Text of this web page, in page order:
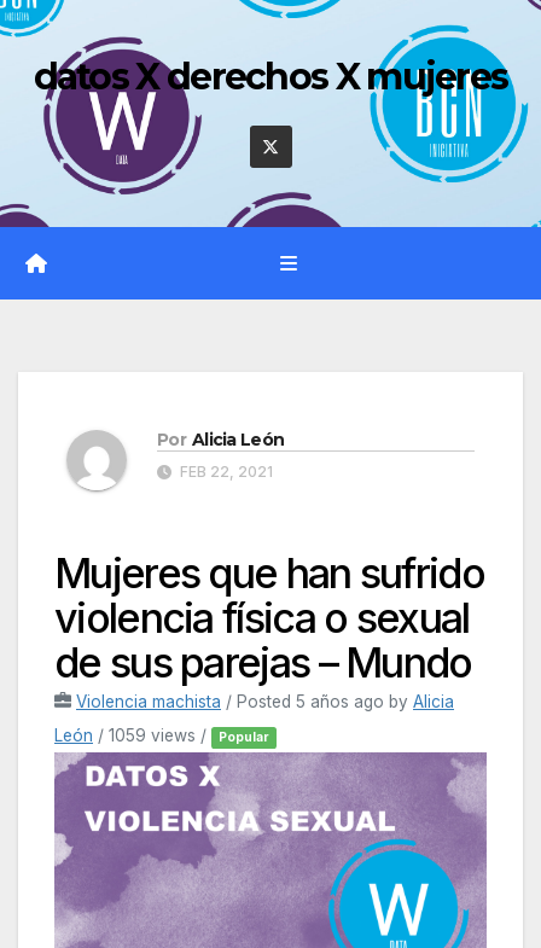
Saltar
contenido
datos X derechos X mujeres
Por Alicia León
FEB 22, 2021
Mujeres que han sufrido
violencia física o sexual
de sus parejas – Mundo
Violencia machista / Posted 5 años ago by Alicia
León / 1059 views / Popular